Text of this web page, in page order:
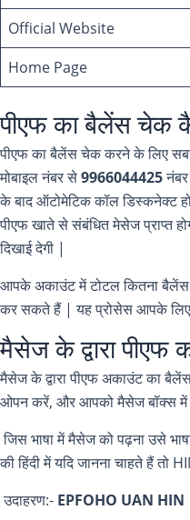
Official Website
Home Page
पीएफ का बैलेंस चेक
पीएफ का बैलेंस चेक करने के लिए
मोबाइल नंबर से9966044425
के बाद ऑटोमेटिक कॉल डिस्कनेक्ट
पीएफ खाते से संबंधित मेसेज प्राप्त
दिखाई देगी |
आपके अकाउंट में टोटल कितना
कर सकते हैं | यह प्रोसेस आपके लिए
मैसेज के द्वारा
मैसेज के द्वारा पीएफ अकाउंट का
ओपन करें, और आपको मैसेज बॉक्स में
जिस भाषा में मैसेज को पढ़ना उसे
की हिंदी में यदि जानना चाहते हैं तो
उदाहरण:- EPFOHO UAN HIN